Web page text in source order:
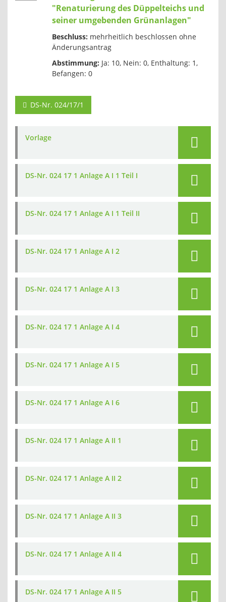
"Renaturierung des Düppelteichs und
seiner umgebenden Grünanlagen"
Beschluss: mehrheitlich beschlossen ohne
Änderungsantrag
Abstimmung: Ja: 10, Nein: 0, Enthaltung: 1,
Befangen: 0
DS-Nr. 024/17/1
Vorlage
DS-Nr. 024 17 1 Anlage A I 1 Teil I
DS-Nr. 024 17 1 Anlage A I 1 Teil II
DS-Nr. 024 17 1 Anlage A I 2
DS-Nr. 024 17 1 Anlage A I 3
DS-Nr. 024 17 1 Anlage A I 4
DS-Nr. 024 17 1 Anlage A I 5
DS-Nr. 024 17 1 Anlage A I 6
DS-Nr. 024 17 1 Anlage A II 1
DS-Nr. 024 17 1 Anlage A II 2
DS-Nr. 024 17 1 Anlage A II 3
DS-Nr. 024 17 1 Anlage A II 4
DS-Nr. 024 17 1 Anlage A II 5